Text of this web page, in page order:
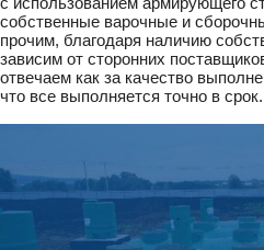
собственные варочные и
прочим, благодаря наличию
зависим от сторонних
отвечаем как за качество
что все выполняется точно в срок.